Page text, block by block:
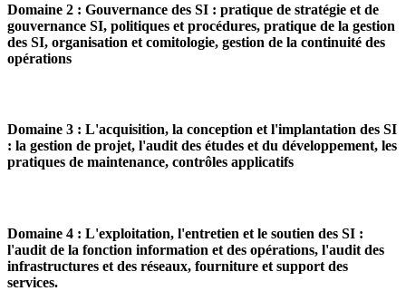
Domaine 2 : Gouvernance des SI : pratique de stratégie et de
gouvernance SI, politiques et procédures, pratique de la gestion
des SI, organisation et comitologie, gestion de la continuité des
opérations
Domaine 3 : L'acquisition, la conception et l'implantation des SI
: la gestion de projet, l'audit des études et du développement, les
pratiques de maintenance, contrôles applicatifs
Domaine 4 : L'exploitation, l'entretien et le soutien des SI :
l'audit de la fonction information et des opérations, l'audit des
infrastructures et des réseaux, fourniture et support des
services.